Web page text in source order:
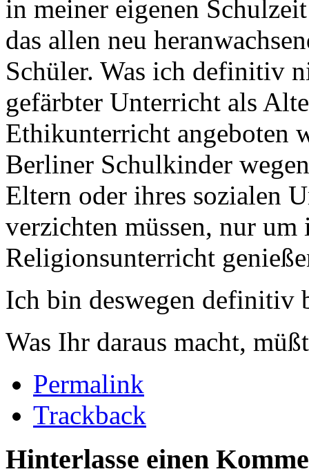
in meiner eigenen
das allen neu
Schüler. Was ich definitiv
gefärbter Unterricht als
Ethikunterricht angeboten
Berliner Schulkinder
Eltern oder ihres sozialen
verzichten müssen, nur
Religionsunterricht
Ich bin deswegen definitiv
Was Ihr daraus macht,
Permalink
Trackback
Hinterlasse einen